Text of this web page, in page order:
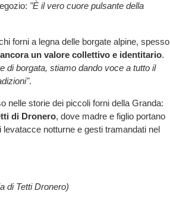
"È il vero cuore pulsante della
forni a legna delle borgate alpine, spesso
un valore collettivo e identitario.
di borgata, stiamo dando voce a tutto il
.
nelle storie dei piccoli forni della Granda:
di Dronero, dove madre e figlio portano
notturne e gesti tramandati nel
di Tetti Dronero)